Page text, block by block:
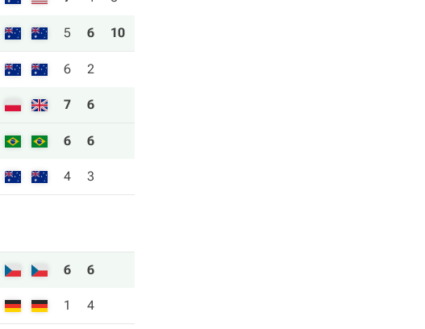
5 6 10
6 2
7 6
6 6
4 3
6 6
1 4